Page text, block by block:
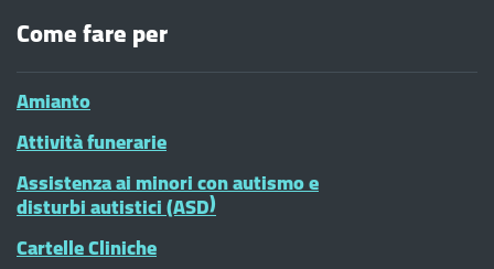
Come fare per
Amianto
Attività funerarie
Assistenza ai minori con autismo e
disturbi autistici (ASD)
Cartelle Cliniche